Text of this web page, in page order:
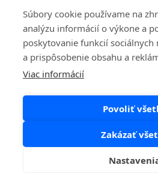
Súbory cookie používame na
analýzu informácií o výkone a
poskytovanie funkcií sociálnych
a prispôsobenie obsahu a
Viac informácií
Povoliť
Zakázať
Spoločnosť
Produkty
Ochrana dát
Vyhlásenia o ochrane osobných údajov
Zásady používania súborov cookie